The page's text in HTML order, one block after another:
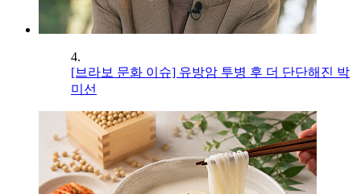
4.
[브라보 문화 이슈] 유방암 투병 후 더 단단해진 박
미선